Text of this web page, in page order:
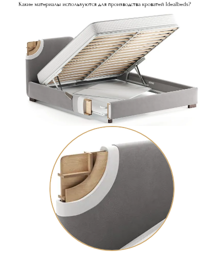
Какие материалы используются для производства кроватей Idealbeds?